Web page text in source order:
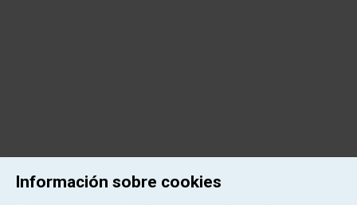
Información sobre cookies